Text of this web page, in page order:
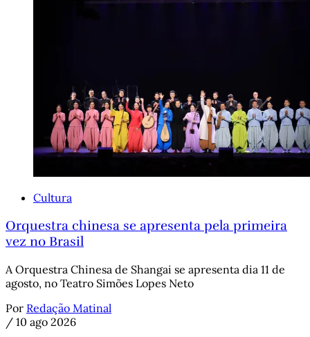
Cultura
Orquestra chinesa se apresenta pela primeira
vez no Brasil
A Orquestra Chinesa de Shangai se apresenta dia 11 de
agosto, no Teatro Simões Lopes Neto
Por Redação Matinal
/ 10 ago 2026